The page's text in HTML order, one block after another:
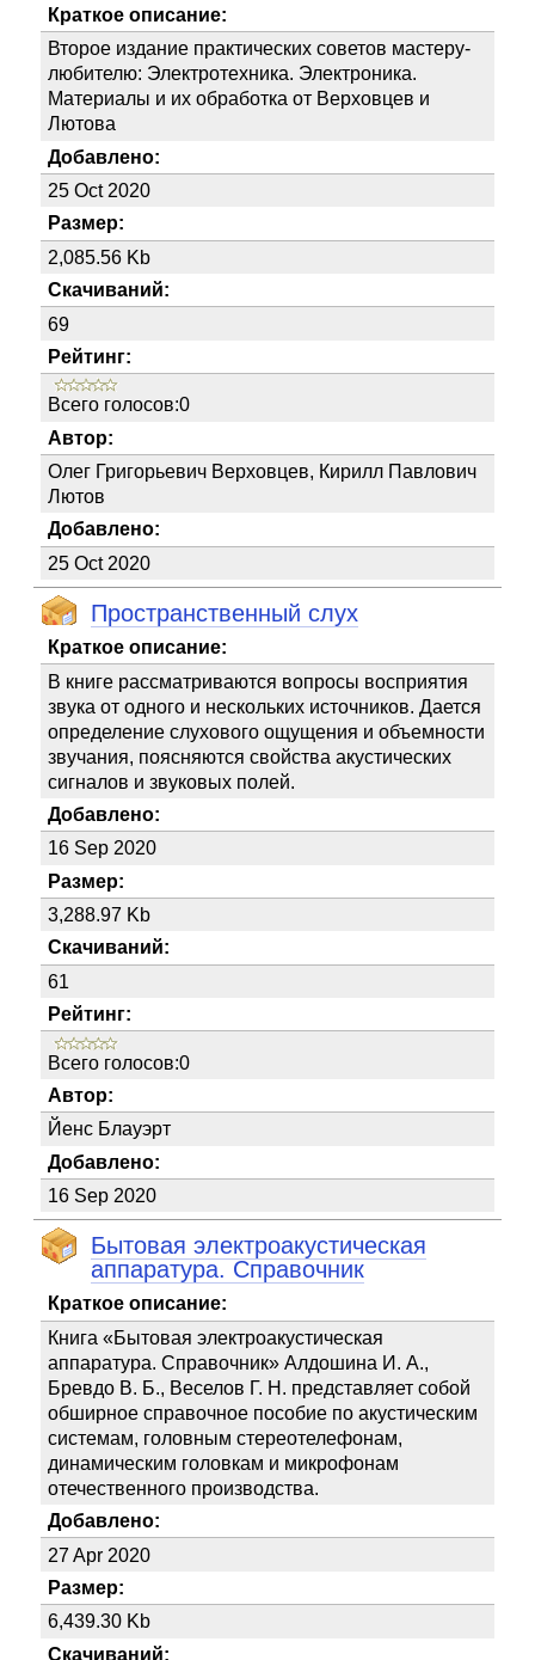
Краткое описание:
Второе издание практических советов мастеру-
любителю: Электротехника. Электроника.
Материалы и их обработка от Верховцев и
Лютова
Добавлено:
25 Oct 2020
Размер:
2,085.56 Kb
Скачиваний:
69
Рейтинг:
Всего голосов:0
Автор:
Олег Григорьевич Верховцев, Кирилл Павлович
Лютов
Добавлено:
25 Oct 2020
Пространственный слух
Краткое описание:
В книге рассматриваются вопросы восприятия
звука от одного и нескольких источников. Дается
определение слухового ощущения и объемности
звучания, поясняются свойства акустических
сигналов и звуковых полей.
Добавлено:
16 Sep 2020
Размер:
3,288.97 Kb
Скачиваний:
61
Рейтинг:
Всего голосов:0
Автор:
Йенс Блауэрт
Добавлено:
16 Sep 2020
Бытовая электроакустическая
аппаратура. Справочник
Краткое описание:
Книга «Бытовая электроакустическая
аппаратура. Справочник» Алдошина И. А.,
Бревдо В. Б., Веселов Г. Н. представляет собой
обширное справочное пособие по акустическим
системам, головным стереотелефонам,
динамическим головкам и микрофонам
отечественного производства.
Добавлено:
27 Apr 2020
Размер:
6,439.30 Kb
Скачиваний: